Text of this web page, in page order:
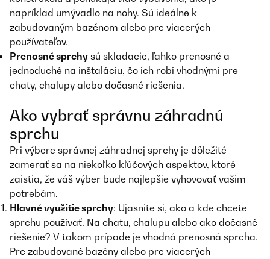
napríklad umývadlo na nohy. Sú ideálne k
zabudovaným bazénom alebo pre viacerých
používateľov.
Prenosné sprchy sú skladacie, ľahko prenosné a
jednoduché na inštaláciu, čo ich robí vhodnými pre
chaty, chalupy alebo dočasné riešenia.
Ako vybrať správnu záhradnú
sprchu
Pri výbere správnej záhradnej sprchy je dôležité
zamerať sa na niekoľko kľúčových aspektov, ktoré
zaistia, že váš výber bude najlepšie vyhovovať vašim
potrebám.
Hlavné využitie sprchy: Ujasnite si, ako a kde chcete
sprchu používať. Na chatu, chalupu alebo ako dočasné
riešenie? V takom prípade je vhodná prenosná sprcha.
Pre zabudované bazény alebo pre viacerých